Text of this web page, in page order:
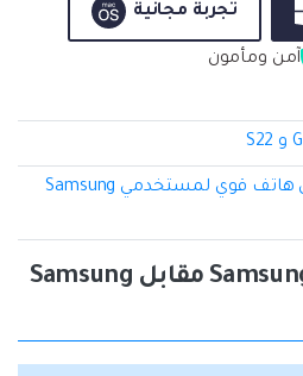
تجربة مجانية
آمن ومأمون
الجزء 2: نصيحة احترافية: حل هاتف قوي لمستخدمي Samsung
الجزء 1. Samsung Galaxy S22 مقابل Samsung